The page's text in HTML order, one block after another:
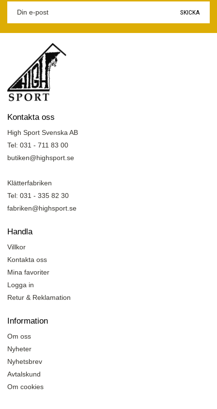
SKICKA
Kontakta oss
High Sport Svenska AB
Tel: 031 - 711 83 00
butiken@highsport.se
Klätterfabriken
Tel: 031 - 335 82 30
fabriken@highsport.se
Handla
Villkor
Kontakta oss
Mina favoriter
Logga in
Retur & Reklamation
Information
Om oss
Nyheter
Nyhetsbrev
Avtalskund
Om cookies